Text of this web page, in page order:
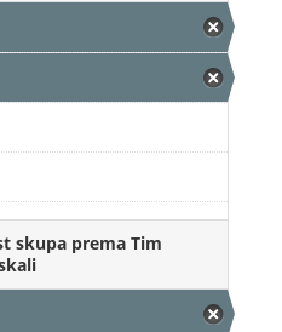
skupa prema Tim